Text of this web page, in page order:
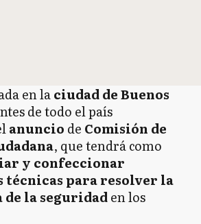
en laciudad de Buenos
de todo el país
anuncio de Comisión de
, que tendrá como
y confeccionar
técnicas para resolver la
la seguridaden los